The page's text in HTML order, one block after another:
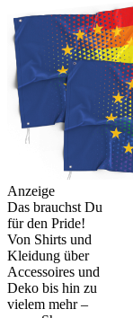
Anzeige
Das brauchst Du
für den Pride!
Von Shirts und
Kleidung über
Accessoires und
Deko bis hin zu
vielem mehr –